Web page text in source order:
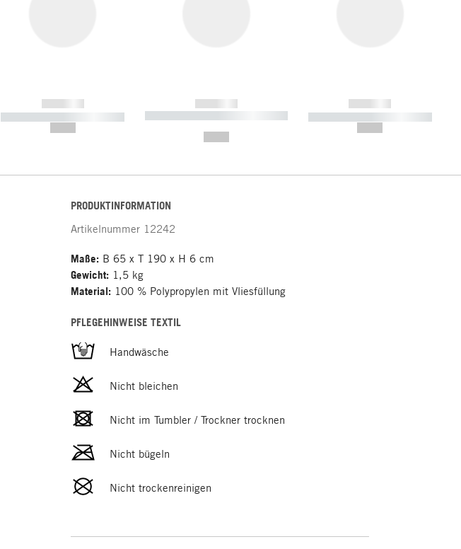
------------
----------- ----------- -----------
------------
----------- ----------- ----------- ----
------------
----------- ----------- -----------
PRODUKTINFORMATION
Artikelnummer 12242
Maße: B 65 x T 190 x H 6 cm
Gewicht: 1,5 kg
Material: 100 % Polypropylen mit Vliesfüllung
PFLEGEHINWEISE TEXTIL
Handwäsche
Nicht bleichen
Nicht im Tumbler / Trockner trocknen
Nicht bügeln
Nicht trockenreinigen